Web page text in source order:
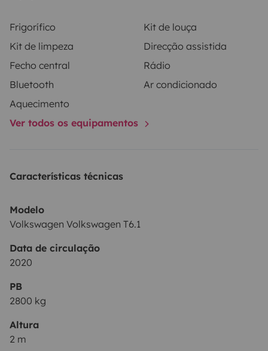
Frigorífico
Kit de louça
Kit de limpeza
Direcção assistida
Fecho central
Rádio
Bluetooth
Ar condicionado
Aquecimento
Ver todos os equipamentos
Características técnicas
Modelo
Volkswagen Volkswagen T6.1
Data de circulação
2020
PB
2800 kg
Altura
2 m